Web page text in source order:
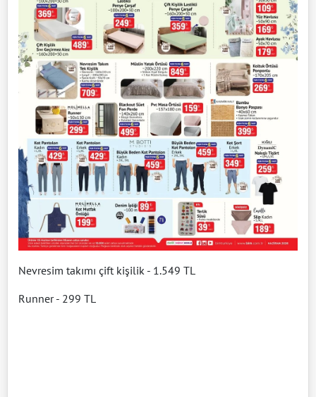
Nevresim takımı çift kişilik - 1.549 TL
Runner - 299 TL